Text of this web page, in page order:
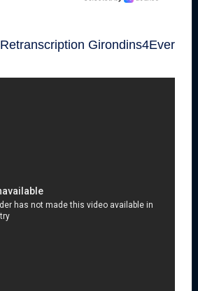
Retranscription Girondins4Ever